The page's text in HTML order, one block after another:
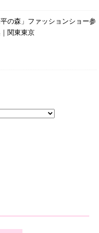
平の森」ファッションショー参
関東東京